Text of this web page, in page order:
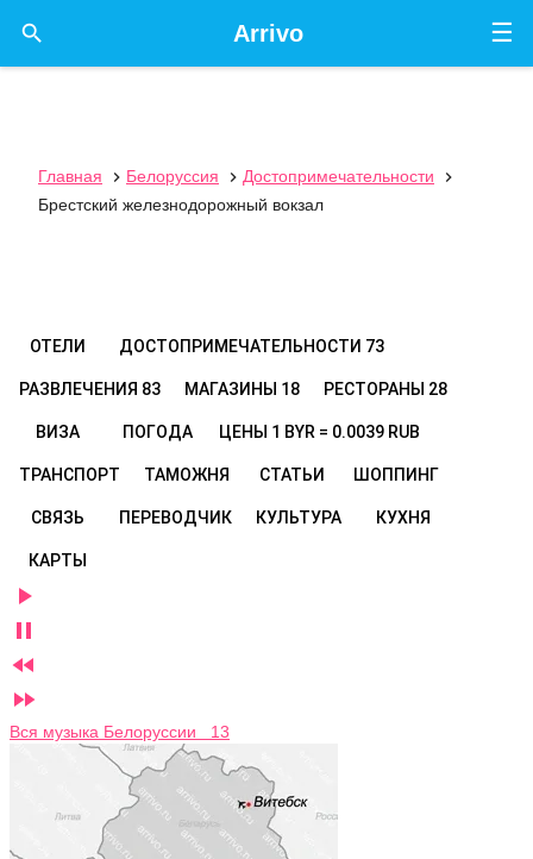
☰
Arrivo

Главная  Белоруссия  Достопримечательности

Брестский железнодорожный вокзал
ОТЕЛИ ДОСТОПРИМЕЧАТЕЛЬНОСТИ 73
РАЗВЛЕЧЕНИЯ 83 МАГАЗИНЫ 18 РЕСТОРАНЫ 28
ВИЗА ПОГОДА ЦЕНЫ 1 BYR = 0.0039 RUB
ТРАНСПОРТ ТАМОЖНЯ СТАТЬИ ШОППИНГ
СВЯЗЬ ПЕРЕВОДЧИК КУЛЬТУРА КУХНЯ
КАРТЫ




Вся музыка Белоруссии 13